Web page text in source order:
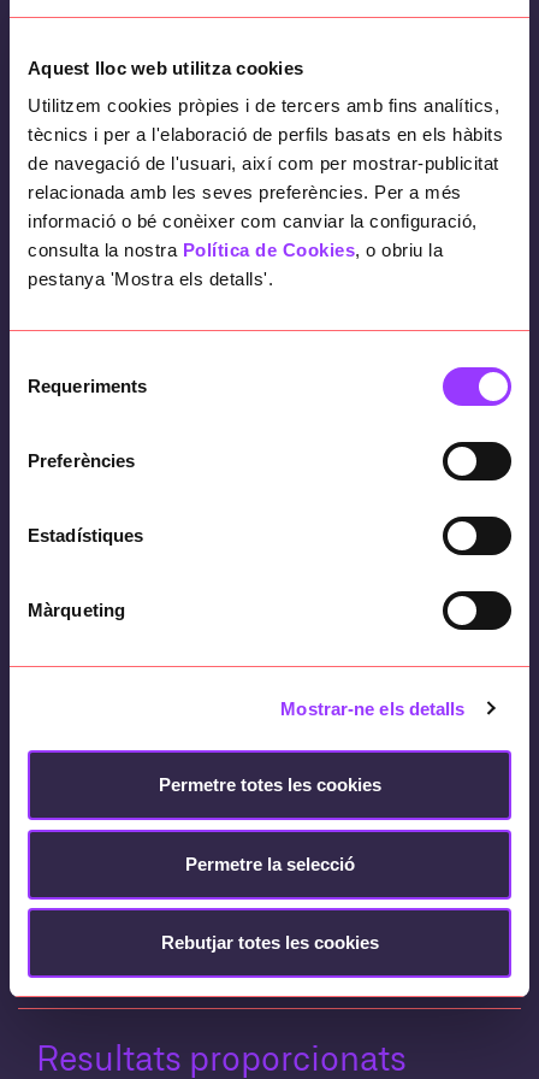
Aquest lloc web utilitza cookies
Utilitzem cookies pròpies i de tercers amb fins analítics,
tècnics i per a l'elaboració de perfils basats en els hàbits
de navegació de l'usuari, així com per mostrar-publicitat
relacionada amb les seves preferències. Per a més
informació o bé conèixer com canviar la configuració,
consulta la nostra Política de Cookies, o obriu la
pestanya 'Mostra els detalls'.
Requeriments
Preferències
Estadístiques
Màrqueting
Mostrar-ne els detalls
Permetre totes les cookies
Permetre la selecció
Rebutjar totes les cookies
maquinària que participa en el procés de
fabricació automatitzada. Així que la planta
disposa de micròfons instal·lats a prop de
les màquines, els quals enregistren el soroll.
Objectius
Detectar que una màquina fallarà abans que
falli, per poder fer manteniment preventiu.
Serveis realitzats
Autoencoder
Deep learning
Unsupervised learning
Anàlisi del so
Resultats proporcionats